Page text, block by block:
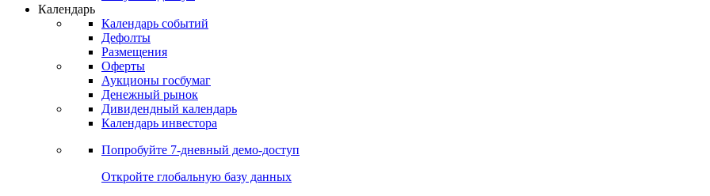
Календарь
Календарь событий
Дефолты
Размещения
Оферты
Аукционы госбумаг
Денежный рынок
Дивидендный календарь
Календарь инвестора
Попробуйте 7-дневный демо-доступ
Откройте глобальную базу данных